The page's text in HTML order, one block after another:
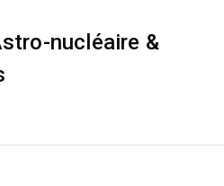
nucléaire &